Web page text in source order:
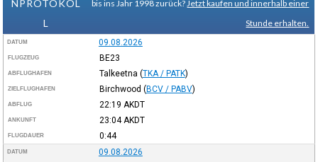
NPROTOKOL
L
bis ins Jahr 1998 zurück? Jetzt kaufen und innerhalb einer
Stunde erhalten.
DATUM 09.08.2026
FLUGZEUG BE23
ABFLUGHAFEN Talkeetna (TKA / PATK)
ZIELFLUGHAFEN Birchwood (BCV / PABV)
ABFLUG 22:19 AKDT
ANKUNFT 23:04 AKDT
FLUGDAUER 0:44
DATUM 09.08.2026